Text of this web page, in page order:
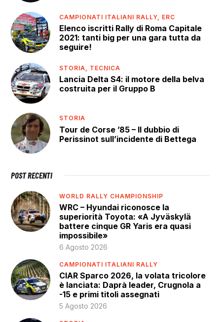
CAMPIONATI ITALIANI RALLY, ERC
Elenco iscritti Rally di Roma Capitale
2021: tanti big per una gara tutta da
seguire!
STORIA, TECNICA
Lancia Delta S4: il motore della belva
costruita per il Gruppo B
STORIA
Tour de Corse ’85 – Il dubbio di
Perissinot sull’incidente di Bettega
POST RECENTI
WORLD RALLY CHAMPIONSHIP
WRC – Hyundai riconosce la
superiorità Toyota: «A Jyväskylä
battere cinque GR Yaris era quasi
impossibile»
6 Agosto 2026
CAMPIONATI ITALIANI RALLY
CIAR Sparco 2026, la volata tricolore
è lanciata: Daprà leader, Crugnola a
-15 e primi titoli assegnati
5 Agosto 2026